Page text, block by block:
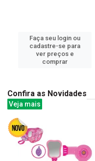
Faça seu login ou
cadastre-se para
ver preços e
comprar
Confira as Novidades
Veja mais